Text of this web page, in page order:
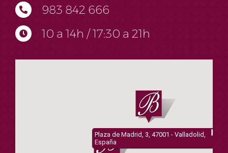
983 842 666
10 a 14h / 17:30 a 21h
Plaza de Madrid, 3, 47001 - Valladolid,
España